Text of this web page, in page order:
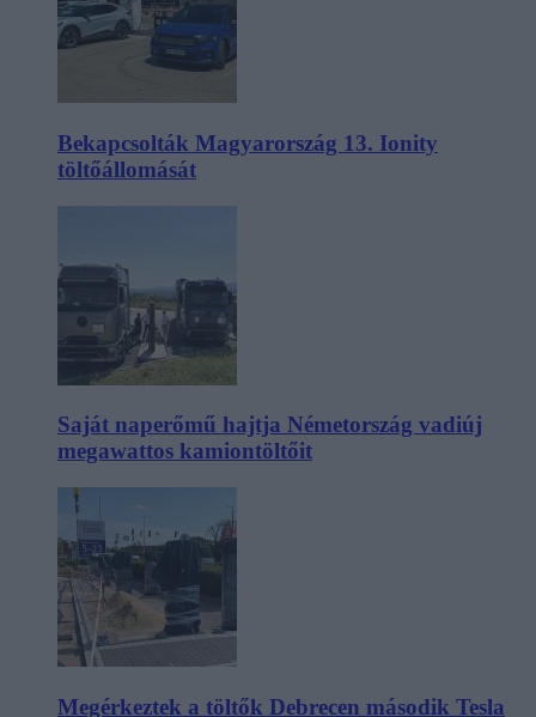
Bekapcsolták Magyarország 13. Ionity
töltőállomását
Saját naperőmű hajtja Németország vadiúj
megawattos kamiontöltőit
Megérkeztek a töltők Debrecen második Tesla